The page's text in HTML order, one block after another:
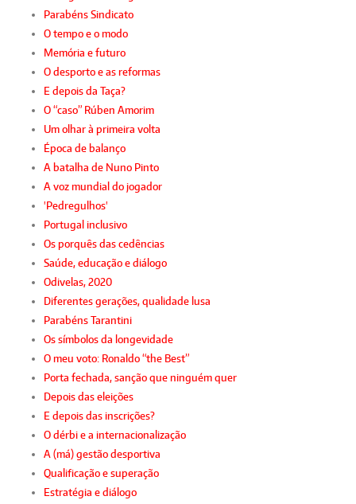
Parabéns Sindicato
O tempo e o modo
Memória e futuro
O desporto e as reformas
E depois da Taça?
O “caso” Rúben Amorim
Um olhar à primeira volta
Época de balanço
A batalha de Nuno Pinto
A voz mundial do jogador
'Pedregulhos'
Portugal inclusivo
Os porquês das cedências
Saúde, educação e diálogo
Odivelas, 2020
Diferentes gerações, qualidade lusa
Parabéns Tarantini
Os símbolos da longevidade
O meu voto: Ronaldo “the Best”
Porta fechada, sanção que ninguém quer
Depois das eleições
E depois das inscrições?
O dérbi e a internacionalização
A (má) gestão desportiva
Qualificação e superação
Estratégia e diálogo